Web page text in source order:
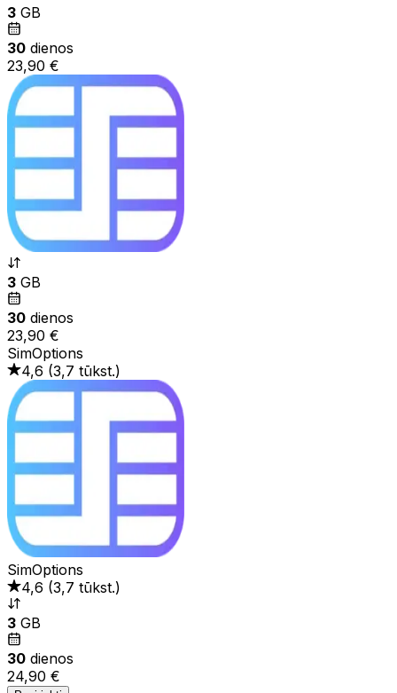
3 GB
30 dienos
23,90 €
3 GB
30 dienos
23,90 €
SimOptions
4,6 (3,7 tūkst.)
SimOptions
4,6 (3,7 tūkst.)
3 GB
30 dienos
24,90 €